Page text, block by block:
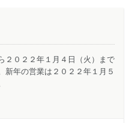
２０２２年１月４日（火）まで
新年の営業は２０２２年１月５